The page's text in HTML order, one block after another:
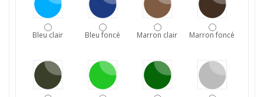
Bleu clair Bleu foncé Marron clair Marron foncé